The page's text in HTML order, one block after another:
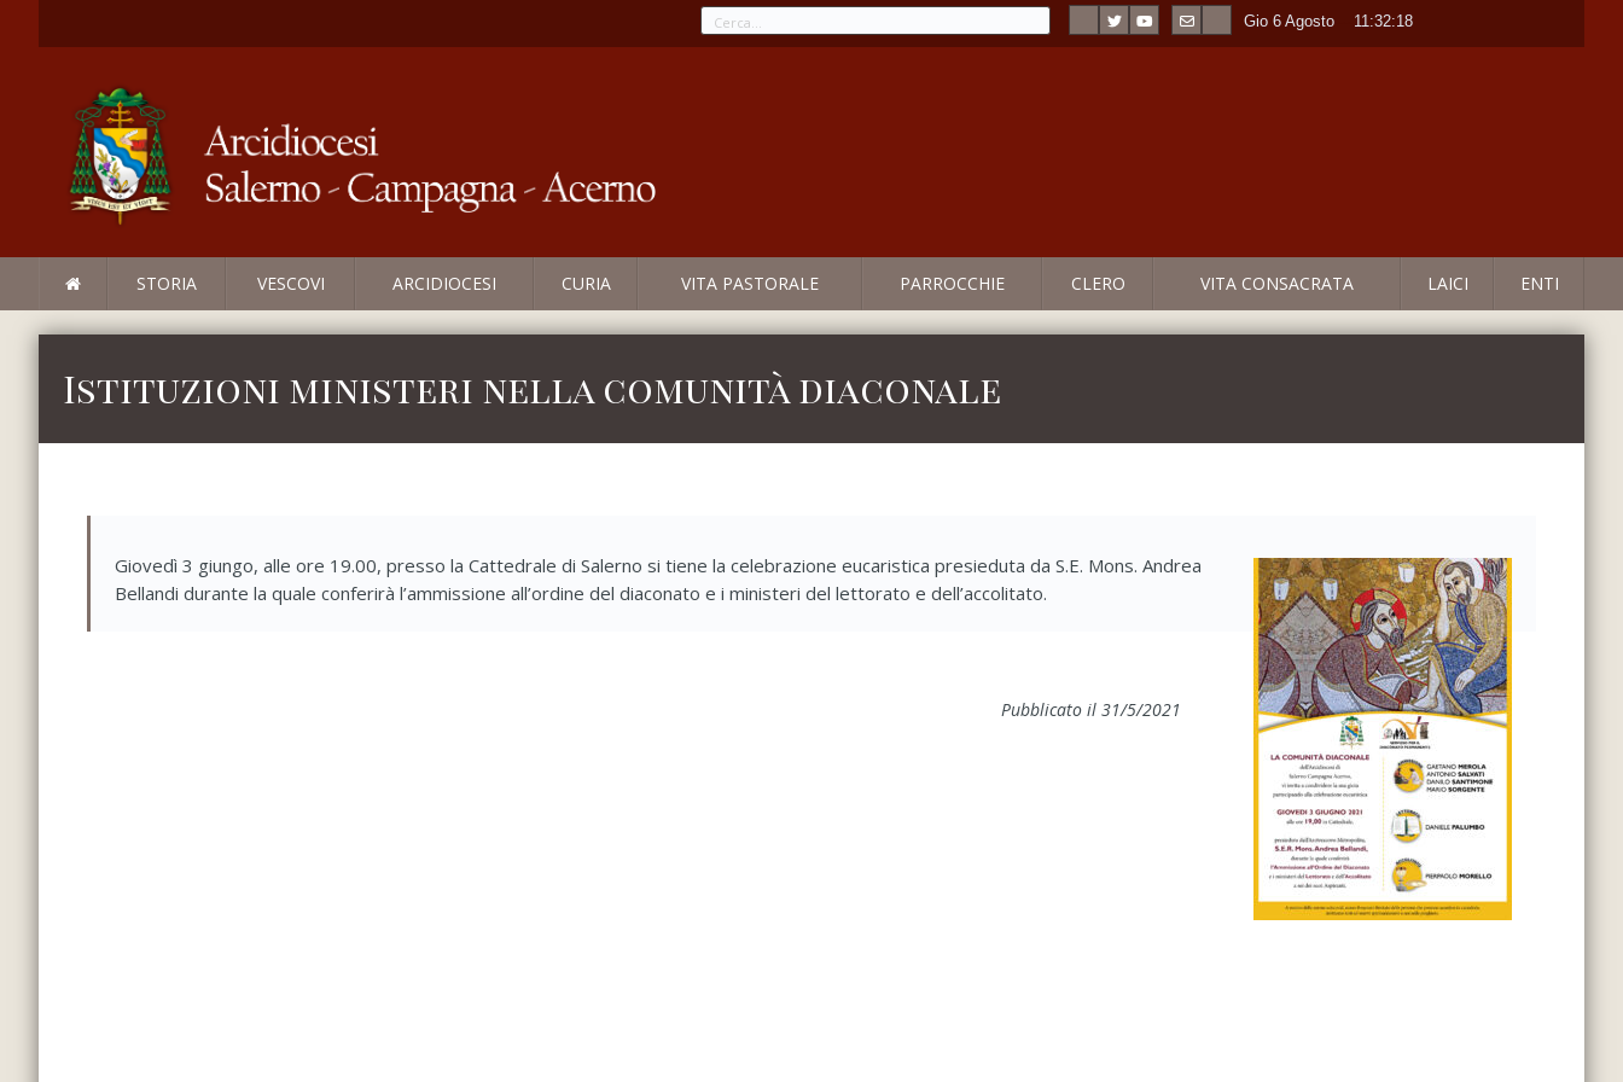
Gio 6 Agosto 11:32:19
STORIA VESCOVI ARCIDIOCESI CURIA VITA PASTORALE PARROCCHIE CLERO VITA CONSACRATA LAICI ENTI
Istituzioni ministeri nella comunità diaconale
Giovedì 3 giungo, alle ore 19.00, presso la Cattedrale di Salerno si tiene la celebrazione eucaristica presieduta da S.E. Mons. Andrea
Bellandi durante la quale conferirà l’ammissione all’ordine del diaconato e i ministeri del lettorato e dell’accolitato.
Pubblicato il 31/5/2021